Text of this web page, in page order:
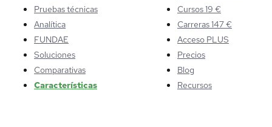
Pruebas técnicas
Analítica
FUNDAE
Soluciones
Comparativas
Características
Cursos 19 €
Carreras 147 €
Acceso PLUS
Precios
Blog
Recursos